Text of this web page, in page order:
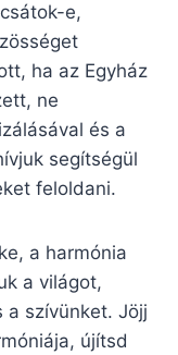
e,
ha az Egyház
ne
és a
segítségül
feloldani.
a harmónia
a világot,
a szívünket. Jöjj
újítsd